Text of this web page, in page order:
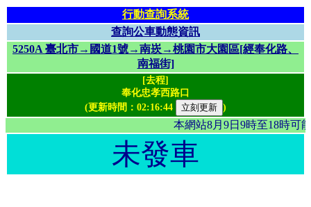
行動查詢系統
查詢公車動態資訊
5250A 臺北市→國道1號→南崁→桃園市大園區[經奉化路、
南福街]
[去程]
奉化忠孝西路口
(更新時間： 02:16:44 )
本網站8月9日9時至18
未發車